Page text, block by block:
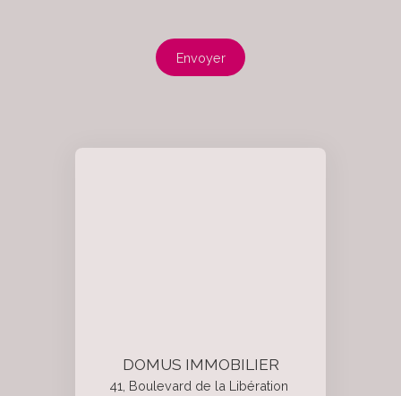
Envoyer
DOMUS IMMOBILIER
41, Boulevard de la Libération